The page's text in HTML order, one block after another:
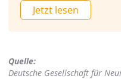
Lancet veröffentlichte
Studie bei der die
Studiendesign.
Jetzt lesen
Quelle:
Deutsche Gesellschaft für